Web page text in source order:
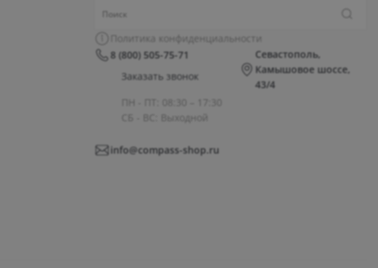
Политика конфиденциальности
8 (800) 505-75-71
Заказать звонок
ПН - ПТ: 08:30 – 17:30
СБ - ВС: Выходной
Севастополь,
Камышовое шоссе,
43/4
info@compass-shop.ru